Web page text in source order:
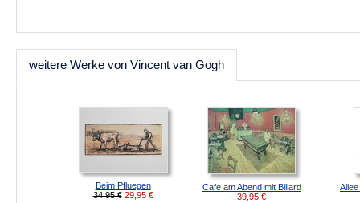
weitere Werke von Vincent van Gogh
Beim Pfluegen
34,95 € 29,95 €
Cafe am Abend mit Billard
39,95 €